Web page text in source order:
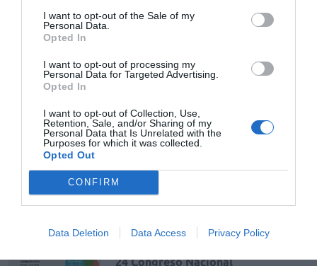
I want to opt-out of the Sale of my
Personal Data.
Opted In
I want to opt-out of processing my
Personal Data for Targeted Advertising.
Opted In
I want to opt-out of Collection, Use,
Retention, Sale, and/or Sharing of my
Personal Data that Is Unrelated with the
Purposes for which it was collected.
Opted Out
CONFIRM
Data Deletion Data Access Privacy Policy
Grupo Farmasierra trataderm for men
Destacados
trazabilidad
24 Congreso Nacional